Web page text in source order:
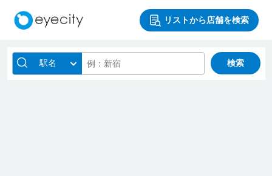
リストから店舗を検索
駅名 検索